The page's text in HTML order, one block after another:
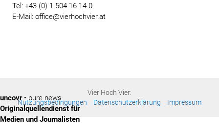
Tel: +43 (0) 1 504 16 14 0
E-Mail: office@vierhochvier.at
Vier Hoch Vier:
Nutzungsbedingungen
Datenschutzerklärung Impressum
uncovr• pure news
Originalquellendienst für
Medien und Journalisten